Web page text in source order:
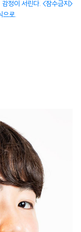
정이 서린다. <잠수금지>
으로.